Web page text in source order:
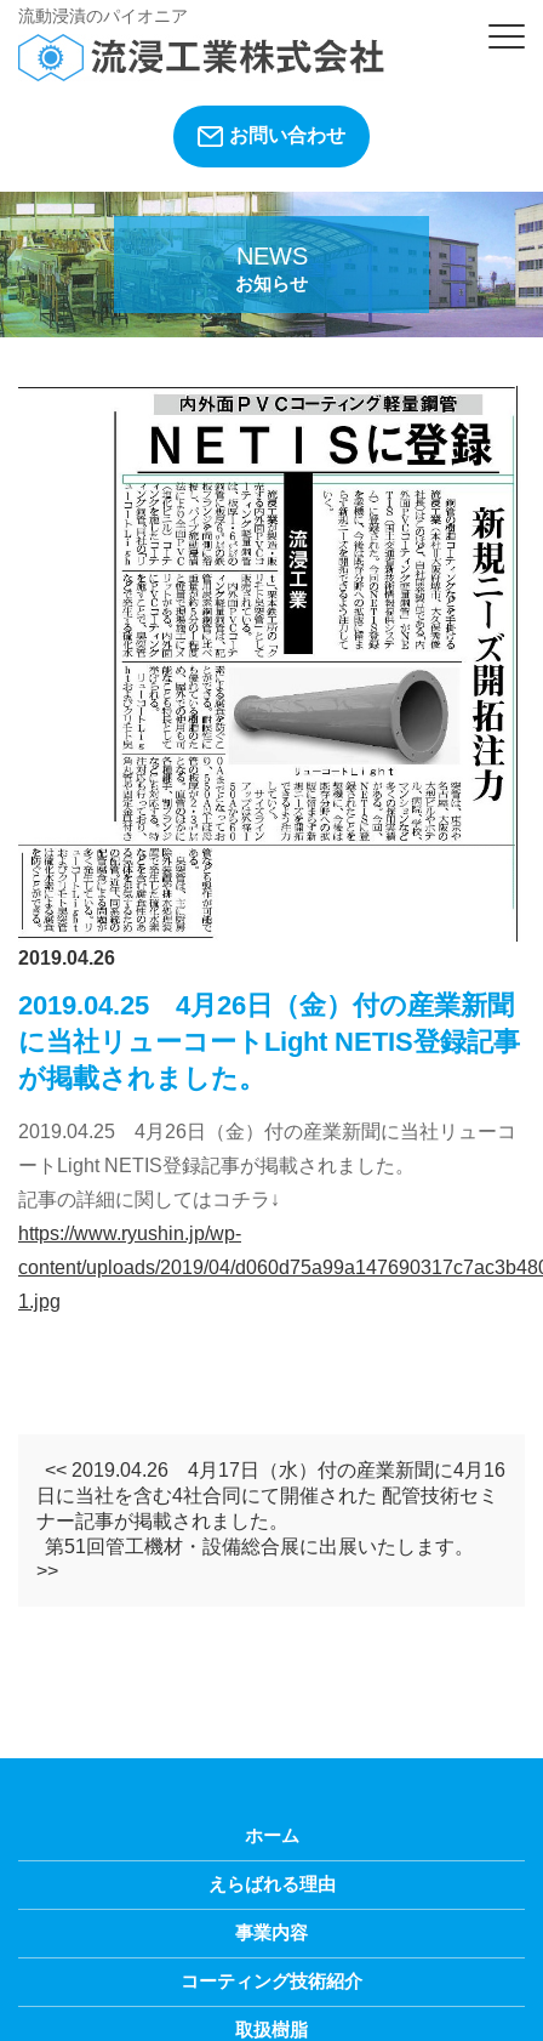
流動浸漬のパイオニア
お問い合わせ
NEWS
お知らせ
2019.04.26
2019.04.25 4月26日（金）付の産業新聞
に当社リューコートLight NETIS登録記事
が掲載されました。
2019.04.25 4月26日（金）付の産業新聞に当社リューコ
ートLight NETIS登録記事が掲載されました。
記事の詳細に関してはコチラ↓
https://www.ryushin.jp/wp-
content/uploads/2019/04/
1.jpg
<< 2019.04.26 4月17日（水）付の産業新聞に4月16
日に当社を含む4社合同にて開催された 配管技術セミ
ナー記事が掲載されました。
第51回管工機材・設備総合展に出展いたします。
>>
ホーム
えらばれる理由
事業内容
コーティング技術紹介
取扱樹脂